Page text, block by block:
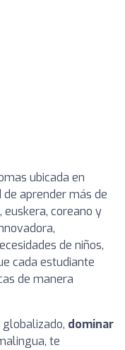
ubicada en
aprender más de
euskera, coreano y
de niños,
cada estudiante
de manera
dominar
te